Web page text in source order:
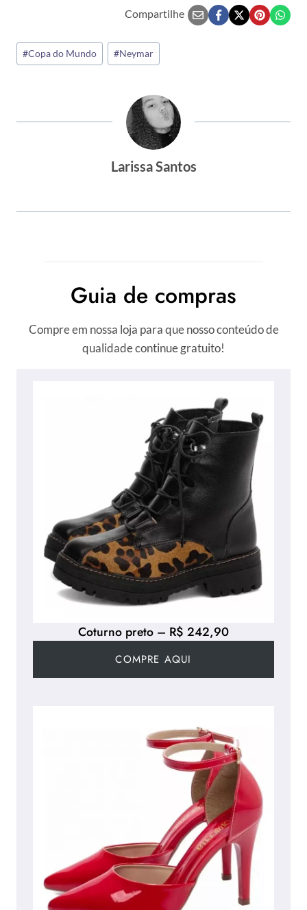
Compartilhe
Tags
do
#Copa do Mundo #Neymar
Larissa Santos
Guia de compras
Compre em nossa loja para que nosso conteúdo de
qualidade continue gratuito!
Coturno preto – R$ 242,90
COMPRE AQUI